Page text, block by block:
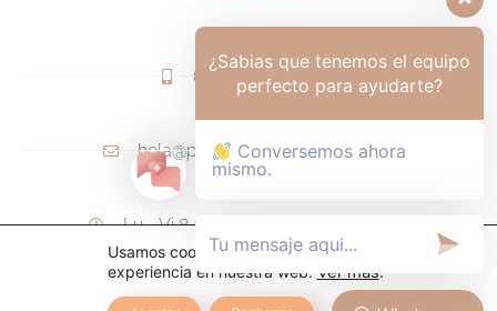
(+57) 317-6006425
hola@psicologamariapaula.com
Lu - Vi 8 am a 6 pm - Sa 8am - 12m
Usamos cookies para ofrecerte la mejor
experiencia en nuestra web. Ver más.
¿Sabias que tenemos el equipo
perfecto para ayudarte?
Conversemos ahora
mismo.